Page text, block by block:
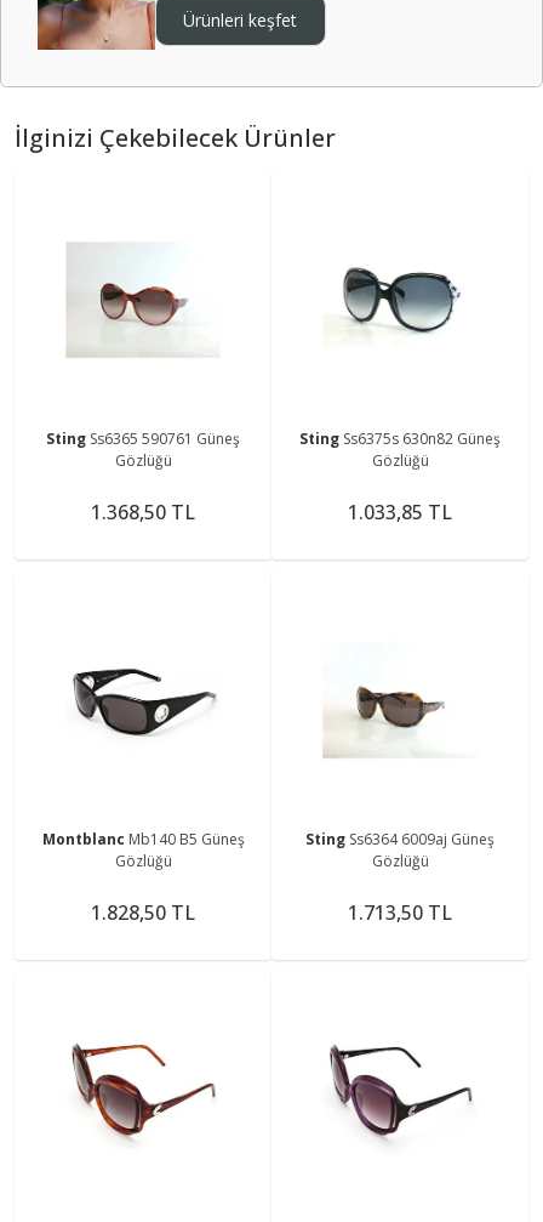
Ürünleri keşfet
İlginizi Çekebilecek Ürünler
Sting Ss6365 590761 Güneş
Gözlüğü
1.368,50 TL
Sting Ss6375s 630n82 Güneş
Gözlüğü
1.033,85 TL
Montblanc Mb140 B5 Güneş
Gözlüğü
1.828,50 TL
Sting Ss6364 6009aj Güneş
Gözlüğü
1.713,50 TL